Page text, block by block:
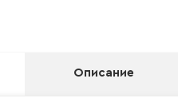
Описание